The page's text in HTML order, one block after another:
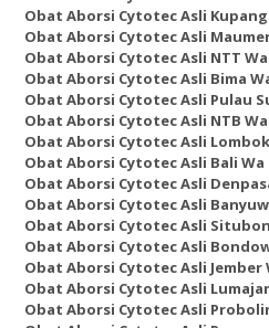
Obat Aborsi Cytotec Asli Kupang
Obat Aborsi Cytotec Asli
Obat Aborsi Cytotec Asli NTT Wa
Obat Aborsi Cytotec Asli Bima Wa
Obat Aborsi Cytotec Asli Pulau
Obat Aborsi Cytotec Asli NTB Wa
Obat Aborsi Cytotec Asli Lombok
Obat Aborsi Cytotec Asli Bali Wa
Obat Aborsi Cytotec Asli
Obat Aborsi Cytotec Asli
Obat Aborsi Cytotec Asli
Obat Aborsi Cytotec Asli
Obat Aborsi Cytotec Asli Jember
Obat Aborsi Cytotec Asli
Obat Aborsi Cytotec Asli